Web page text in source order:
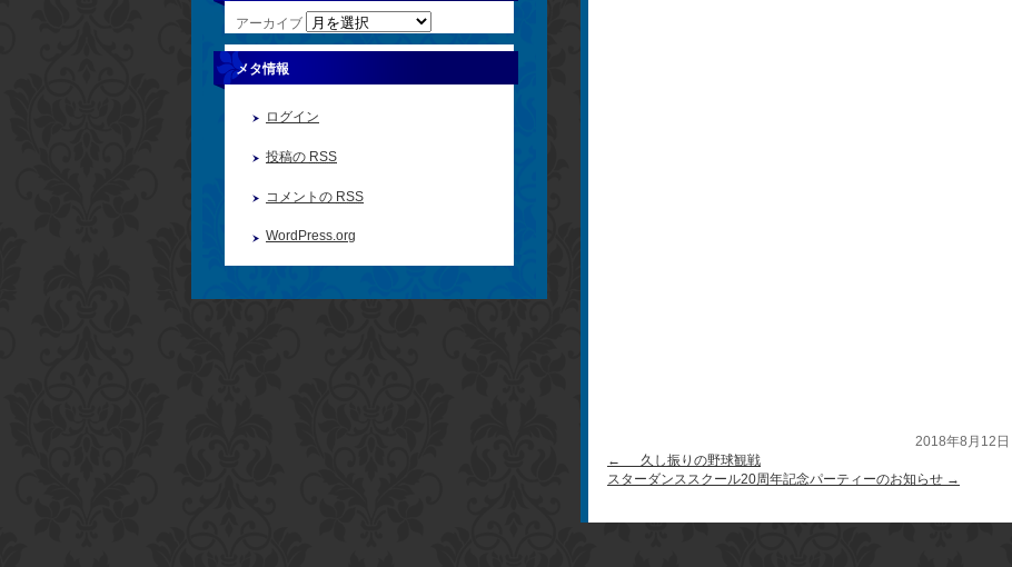
2018年8月12日
←
久し振りの野球観戦
スターダンススクール20周年記念パーティーのお知らせ →
アーカイブ
メタ情報
ログイン
投稿の RSS
コメントの RSS
WordPress.org